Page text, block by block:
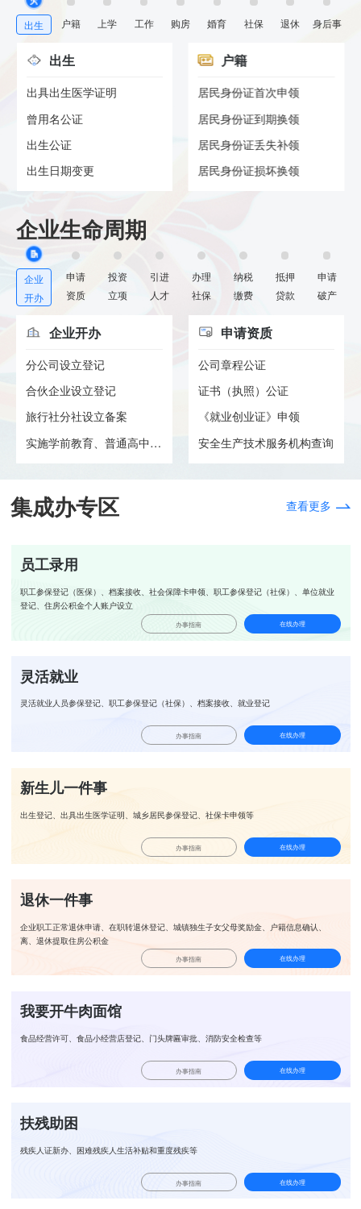
出生 户籍 上学 工作 购房 婚育 社保 退休 身后事
出生
出具出生医学证明
曾用名公证
出生公证
出生日期变更
户籍
居民身份证首次申领
居民身份证到期换领
居民身份证丢失补领
居民身份证损坏换领
企业生命周期
企业
开办
申请
资质
投资
立项
引进
人才
办理
社保
纳税
缴费
抵押
贷款
申请
破产
企业开办
分公司设立登记
合伙企业设立登记
旅行社分社设立备案
实施学前教育、普通高中教育及...
申请资质
公司章程公证
证书（执照）公证
《就业创业证》申领
安全生产技术服务机构查询
集成办专区 查看更多
员工录用
职工参保登记（医保）、档案接收、社会保障卡申领、职工参保登记（社保）、单位就业
登记、住房公积金个人账户设立
办事指南 在线办理
灵活就业
灵活就业人员参保登记、职工参保登记（社保）、档案接收、就业登记
办事指南 在线办理
新生儿一件事
出生登记、出具出生医学证明、城乡居民参保登记、社保卡申领等
办事指南 在线办理
退休一件事
企业职工正常退休申请、在职转退休登记、城镇独生子女父母奖励金、户籍信息确认、
离、退休提取住房公积金
办事指南 在线办理
我要开牛肉面馆
食品经营许可、食品小经营店登记、门头牌匾审批、消防安全检查等
办事指南 在线办理
扶残助困
残疾人证新办、困难残疾人生活补贴和重度残疾等
办事指南 在线办理